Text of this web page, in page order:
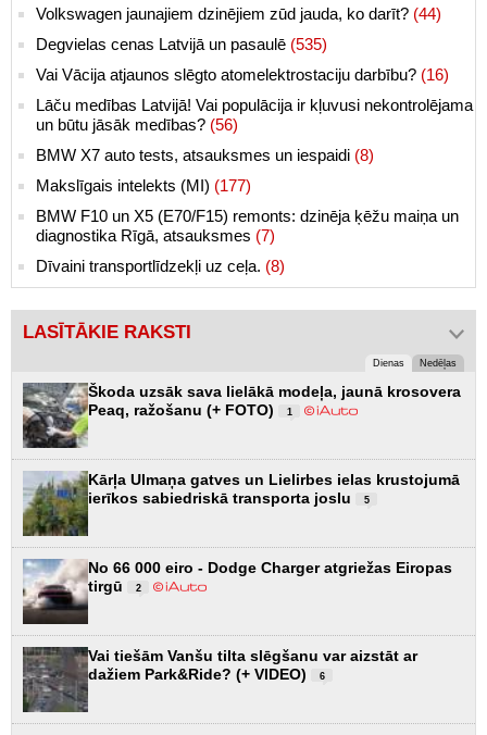
Volkswagen jaunajiem dzinējiem zūd jauda, ko darīt? (44)
Degvielas cenas Latvijā un pasaulē (535)
Vai Vācija atjaunos slēgto atomelektrostaciju darbību? (16)
Lāču medības Latvijā! Vai populācija ir kļuvusi nekontrolējama
un būtu jāsāk medības? (56)
BMW X7 auto tests, atsauksmes un iespaidi (8)
Makslīgais intelekts (MI) (177)
BMW F10 un X5 (E70/F15) remonts: dzinēja ķēžu maiņa un
diagnostika Rīgā, atsauksmes (7)
Dīvaini transportlīdzekļi uz ceļa. (8)
LASĪTĀKIE RAKSTI
Dienas Nedēļas
Škoda uzsāk sava lielākā modeļa, jaunā krosovera
Peaq, ražošanu (+ FOTO)
1
Kārļa Ulmaņa gatves un Lielirbes ielas krustojumā
ierīkos sabiedriskā transporta joslu
5
No 66 000 eiro - Dodge Charger atgriežas Eiropas
tirgū
2
Vai tiešām Vanšu tilta slēgšanu var aizstāt ar
dažiem Park&Ride? (+ VIDEO)
6